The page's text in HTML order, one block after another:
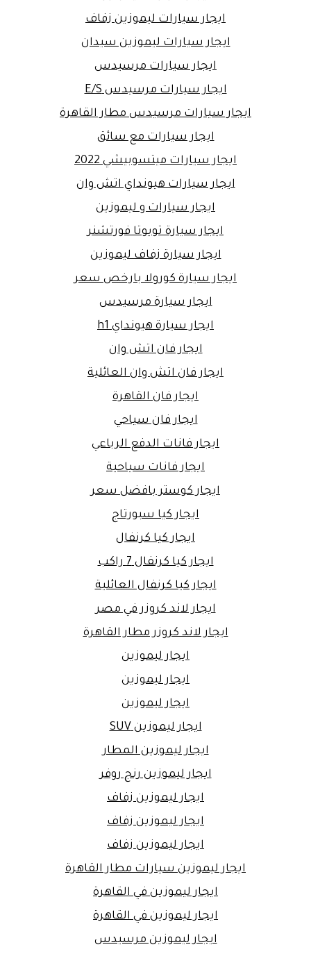
ايجار سيارات ليموزين زفاف
ايجار سيارات ليموزين سيدان
ايجار سيارات مرسيدس
ايجار سيارات مرسيدس E/S
ايجار سيارات مرسيدس مطار القاهرة
ايجار سيارات مع سائق
ايجار سيارات ميتسوبيشي 2022
ايجار سيارات هيونداي اتش وان
ايجار سيارات و ليموزين
ايجار سيارة تويوتا فورتشنر
ايجار سيارة زفاف ليموزين
ايجار سيارة كورولا بارخص سعر
ايجار سيارة مرسيدس
ايجار سيارة هيونداي h1
ايجار فان اتش وان
ايجار فان اتش وان العائلية
ايجار فان القاهرة
ايجار فان سياحي
ايجار فانات الدفع الرباعي
ايجار فانات سياحية
ايجار كوستر بافضل سعر
ايجار كيا سبورتاج
ايجار كيا كرنفال
ايجار كيا كرنفال 7 راكب
ايجار كيا كرنفال العائلية
ايجار لاند كروزر في مصر
ايجار لاند كروزر مطار القاهرة
ايجار ليموزين
ايجار ليموزين
ايجار ليموزين
ايجار ليموزين SUV
ايجار ليموزين المطار
ايجار ليموزين رنج روفر
ايجار ليموزين زفاف
ايجار ليموزين زفاف
ايجار ليموزين زفاف
ايجار ليموزين سيارات مطار القاهرة
ايجار ليموزين في القاهرة
ايجار ليموزين في القاهرة
ايجار ليموزين مرسيدس